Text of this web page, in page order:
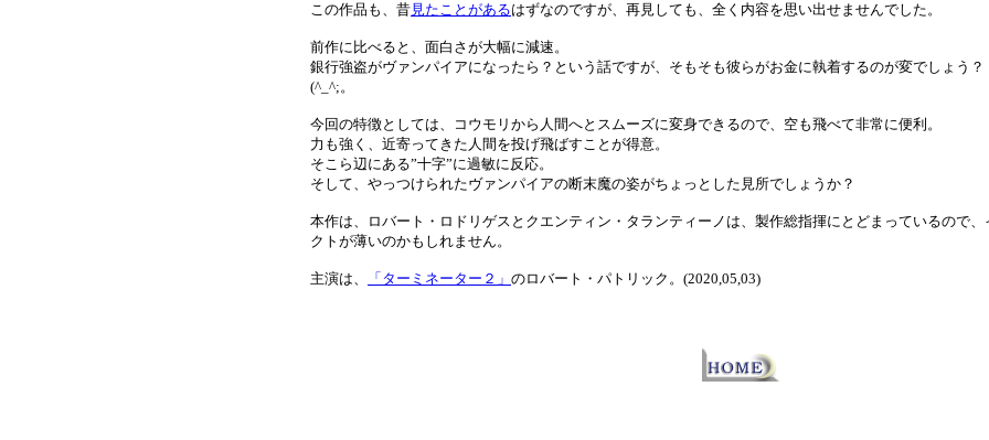
この作品も、昔見たことがあるはずなのですが、再見しても、全く内容を思い出せませんでした。
前作に比べると、面白さが大幅に減速。
銀行強盗がヴァンパイアになったら？という話ですが、そもそも彼らがお金に執着するのが変でしょう？
(^_^;。
今回の特徴としては、コウモリから人間へとスムーズに変身できるので、空も飛べて非常に便利。
力も強く、近寄ってきた人間を投げ飛ばすことが得意。
そこら辺にある”十字”に過敏に反応。
そして、やっつけられたヴァンパイアの断末魔の姿がちょっとした見所でしょうか？
本作は、ロバート・ロドリゲスとクエンティン・タランティーノは、製作総指揮にとどまっているので、
クトが薄いのかもしれません。
主演は、 「ターミネーター２」 のロバート・パトリック。(2020,05,03)